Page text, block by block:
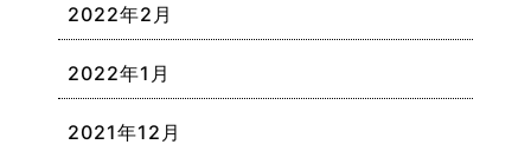
2022年2月
2022年1月
2021年12月